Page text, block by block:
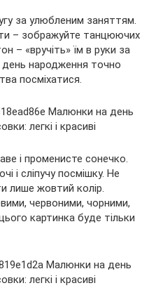
за улюбленим заняттям.
– зображуйте танцюючих
– «вручіть» їм в руки за
народження точно
посміхатися.
і променисте сонечко.
і сліпучу посмішку. Не
лише жовтий колір.
червоними, чорними,
картинка буде тільки